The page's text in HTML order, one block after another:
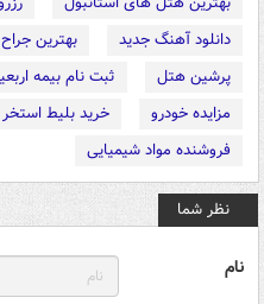
دانلود آهنگ جدید
بهترین
پرشین هتل
ثبت نام بیمه
مزایده خودرو
خرید بلیط استخر
فروشنده مواد شیمیایی
نظر شما
نام